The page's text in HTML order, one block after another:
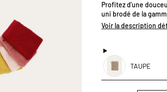
Profitez d’une
uni brodé de la
longues fibres (500
séchage rapide
qualité et respect de
coloris, il s’adapte
élégant pour votre
L16.
Voir la description
TAUPE